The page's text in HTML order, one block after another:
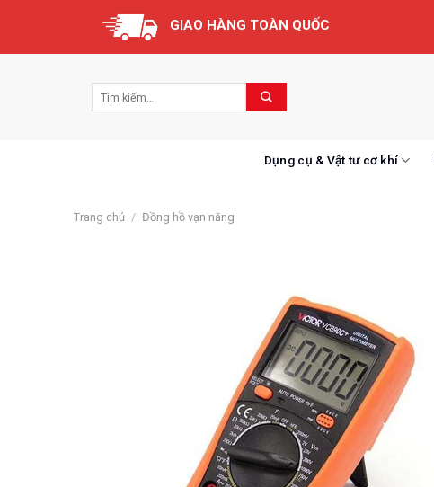
content
GIAO HÀNG TOÀN QUỐC
Dụng cụ & Vật tư cơ khí
Trang chủ / Đồng hồ vạn năng